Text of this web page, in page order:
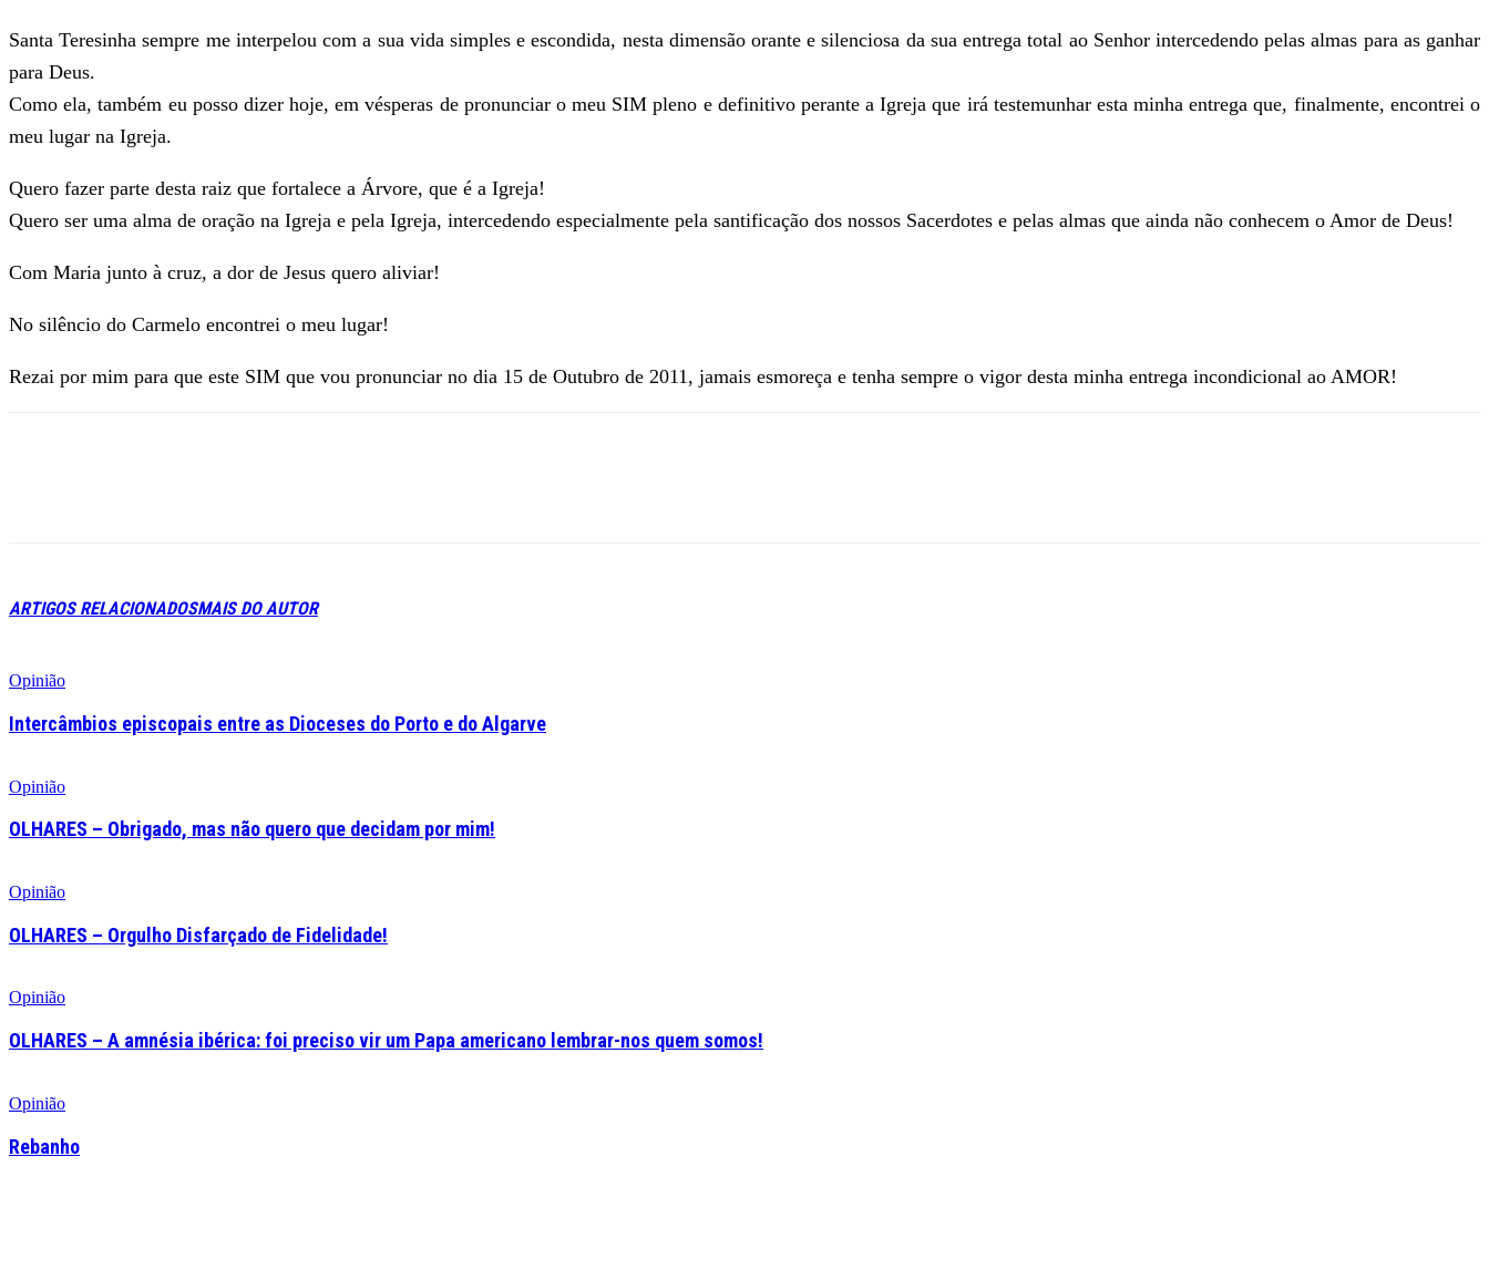
Santa Teresinha sempre me interpelou com a sua vida simples e escondida, nesta dimensão orante e silenciosa da sua entrega total ao Senhor intercedendo pelas almas para as ganhar
para Deus.
Como ela, também eu posso dizer hoje, em vésperas de pronunciar o meu SIM pleno e definitivo perante a Igreja que irá testemunhar esta minha entrega que, finalmente, encontrei o
meu lugar na Igreja.
Quero fazer parte desta raiz que fortalece a Árvore, que é a Igreja!
Quero ser uma alma de oração na Igreja e pela Igreja, intercedendo especialmente pela santificação dos nossos Sacerdotes e pelas almas que ainda não conhecem o Amor de Deus!
Com Maria junto à cruz, a dor de Jesus quero aliviar!
No silêncio do Carmelo encontrei o meu lugar!
Rezai por mim para que este SIM que vou pronunciar no dia 15 de Outubro de 2011, jamais esmoreça e tenha sempre o vigor desta minha entrega incondicional ao AMOR!
ARTIGOS RELACIONADOSMAIS DO AUTOR
Opinião
Intercâmbios episcopais entre as Dioceses do Porto e do Algarve
Opinião
OLHARES – Obrigado, mas não quero que decidam por mim!
Opinião
OLHARES – Orgulho Disfarçado de Fidelidade!
Opinião
OLHARES – A amnésia ibérica: foi preciso vir um Papa americano lembrar-nos quem somos!
Opinião
Rebanho